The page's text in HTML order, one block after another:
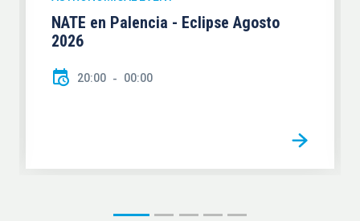
NATE en Palencia - Eclipse Agosto
2026
20:00 00:00